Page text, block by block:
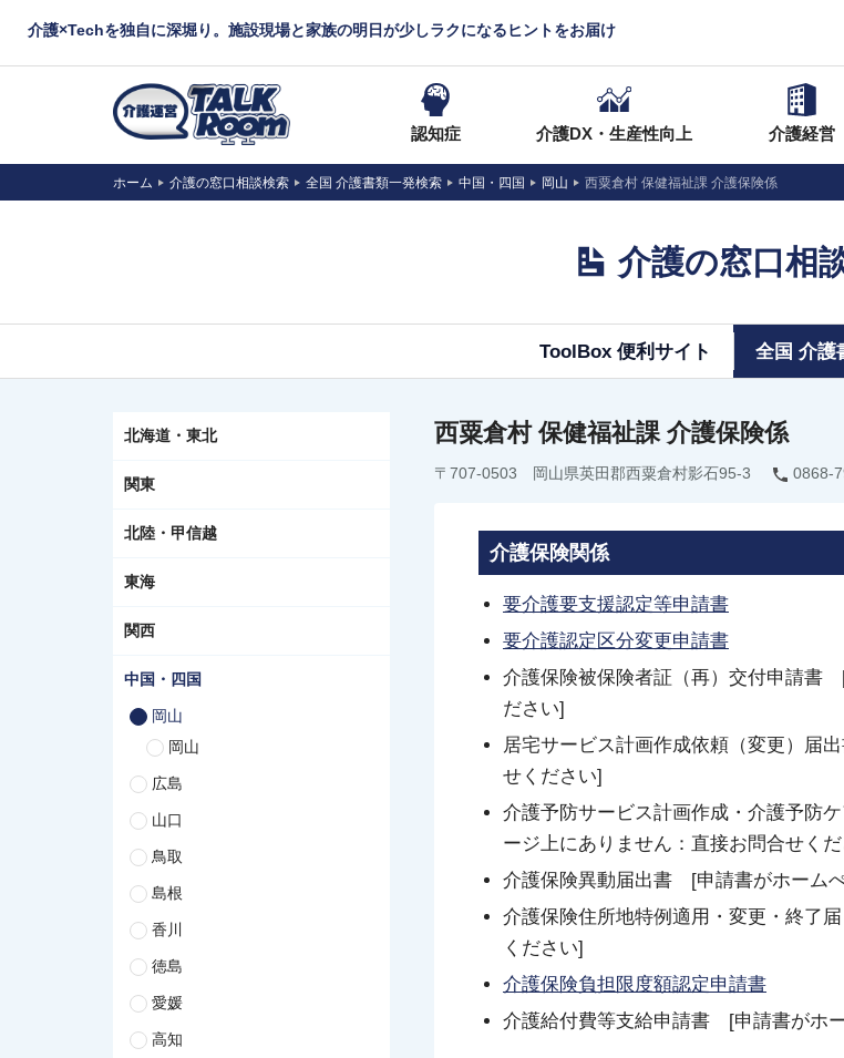
介護×Techを独自に深堀り。施設現場と家族の明日が少しラクになるヒントをお届け
認知症 介護DX・生産性向上 介護経営
ホーム 介護の窓口相談検索 全国 介護書類一発検索 中国・四国 岡山 西粟倉村 保健福祉課 介護保険係
介護の窓口相
ToolBox 便利サイト 全国 介護
北海道・東北
関東
北陸・甲信越
東海
関西
中国・四国
岡山
岡山
広島
山口
鳥取
島根
香川
徳島
愛媛
高知
西粟倉村 保健福祉課 介護保険係
〒707-0503 岡山県英田郡西粟倉村影石95-3 0868-
介護保険関係
要介護要支援認定等申請書
要介護認定区分変更申請書
介護保険被保険者証（再）交付申請書
ださい]
居宅サービス計画作成依頼（変更）届
せください]
介護予防サービス計画作成・介護予防
ージ上にありません：直接お問合せくだ
介護保険異動届出書 [申請書がホーム
介護保険住所地特例適用・変更・終了
ください]
介護保険負担限度額認定申請書
介護給付費等支給申請書 [申請書がホ